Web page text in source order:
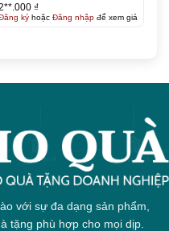
₫
kýhoặc Đăng nhậpđể xem giá
với sự đa dạng sản phẩm,
tặng phù hợp cho mọi dịp.